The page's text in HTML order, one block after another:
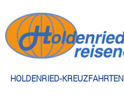
HOLDENRIED-KREUZFAHRTEN